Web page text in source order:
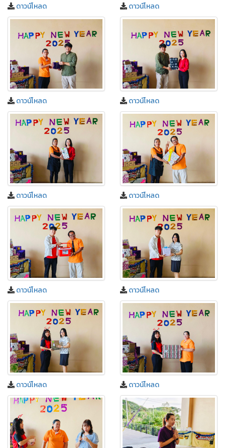
ดาวน์โหลด ดาวน์โหลด
ดาวน์โหลด ดาวน์โหลด
ดาวน์โหลด ดาวน์โหลด
ดาวน์โหลด ดาวน์โหลด
ดาวน์โหลด ดาวน์โหลด